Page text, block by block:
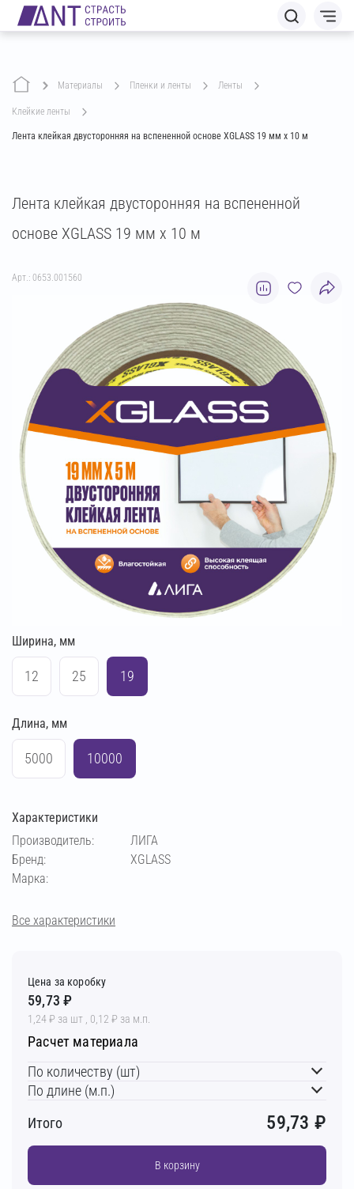
Материалы пленки и ленты ленты
клейкие ленты
Лента клейкая двусторонняя на вспененной основе XGLASS 19 мм х 10 м
Лента клейкая двусторонняя на вспененной
основе XGLASS 19 мм х 10 м
Арт.: 0653.001560
Ширина, мм
12 25 19
Длина, мм
5000 10000
Характеристики
Производитель:
ЛИГА
Бренд:
XGLASS
Марка:
Все характеристики
Цена за коробку
59,73 ₽
1,24 ₽ за шт , 0,12 ₽ за м.п.
Расчет материала
По количеству (шт)
По длине (м.п.)
Итого
59,73 ₽
В корзину